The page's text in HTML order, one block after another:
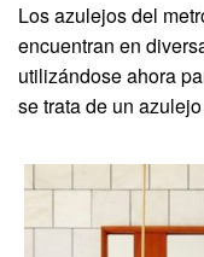
Los azulejos del
encuentran en
utilizándose ahora
se trata de un